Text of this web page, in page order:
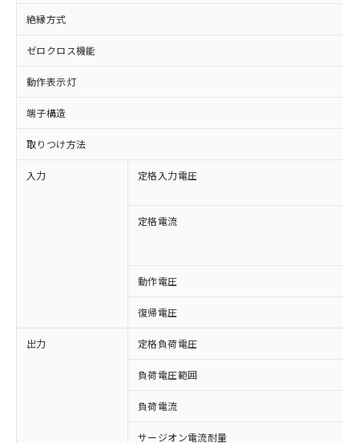
絶縁方式
ゼロクロス機能
動作表示灯
端子構造
取りつけ方法
入力 定格入力電圧
定格電流
動作電圧
復帰電圧
出力 定格負荷電圧
負荷電圧範囲
負荷電流
サージオン電流耐量
※1 対応状況
対応済み：EU RoHS指令（10物質）の